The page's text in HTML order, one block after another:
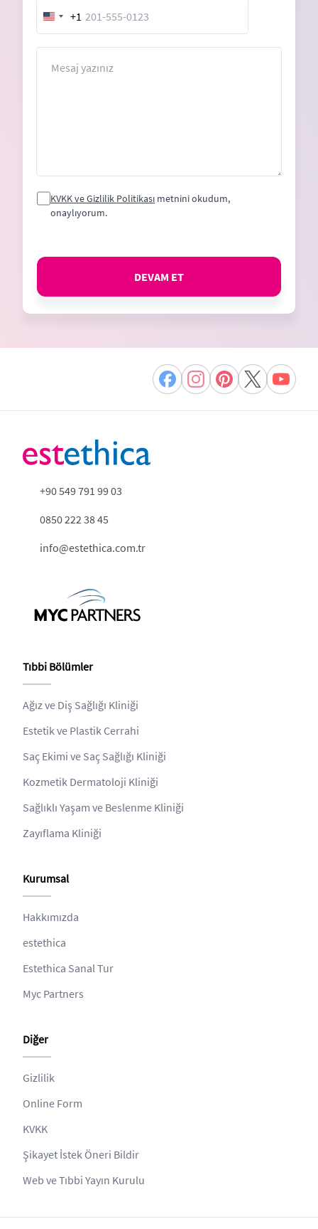
United
States
+1
KVKK ve Gizlilik Politikası metnini okudum,
onaylıyorum.
DEVAM ET
+90 549 791 99 03
0850 222 38 45
info@estethica.com.tr
Tıbbi Bölümler
Ağız ve Diş Sağlığı Kliniği
Estetik ve Plastik Cerrahi
Saç Ekimi ve Saç Sağlığı Kliniği
Kozmetik Dermatoloji Kliniği
Sağlıklı Yaşam ve Beslenme Kliniği
Zayıflama Kliniği
Kurumsal
Hakkımızda
estethica
Estethica Sanal Tur
Myc Partners
Diğer
Gizlilik
Online Form
KVKK
Şikayet İstek Öneri Bildir
Web ve Tıbbi Yayın Kurulu